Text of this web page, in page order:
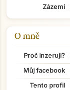
Zázemí
O mně
Proč inzeruji?
Můj facebook
Tento profil